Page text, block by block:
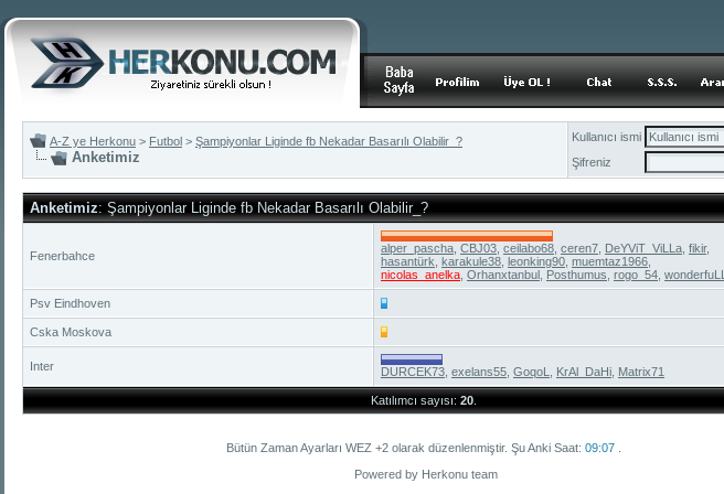
A-Z ye Herkonu > Futbol > Şampiyonlar Liginde fb Nekadar Basarılı Olabilir_?
Anketimiz
Kullanıcı ismi
Şifreniz
Anketimiz: Şampiyonlar Liginde fb Nekadar Basarılı Olabilir_?
Fenerbahce
alper_pascha CBJ03 ceilabo68 ceren7 DeYViT_ViLLa fikir,
hasantürk karakule38 leonking90 muemtaz1966
nicolas_anelka Orhanxtanbul Posthumus rogo_54 wonderfuLL
Psv Eindhoven
Cska Moskova
Inter DURCEK73 exelans55 GoqoL KrAl_DaHi Matrix71
Katılımcı sayısı: 20
Bütün Zaman Ayarları WEZ +2 olarak düzenlenmiştir. Şu Anki Saat: 09:07
Powered by Herkonu team